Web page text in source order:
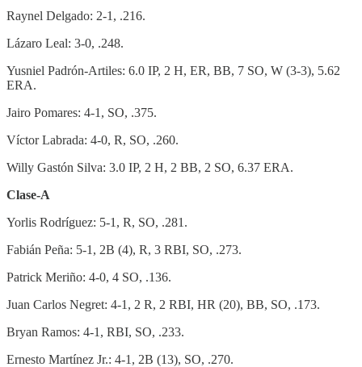
Raynel Delgado: 2-1, .216.
Lázaro Leal: 3-0, .248.
Yusniel Padrón-Artiles: 6.0 IP, 2 H, ER, BB, 7 SO, W (3-3), 5.62
ERA.
Jairo Pomares: 4-1, SO, .375.
Víctor Labrada: 4-0, R, SO, .260.
Willy Gastón Silva: 3.0 IP, 2 H, 2 BB, 2 SO, 6.37 ERA.
Clase-A
Yorlis Rodríguez: 5-1, R, SO, .281.
Fabián Peña: 5-1, 2B (4), R, 3 RBI, SO, .273.
Patrick Meriño: 4-0, 4 SO, .136.
Juan Carlos Negret: 4-1, 2 R, 2 RBI, HR (20), BB, SO, .173.
Bryan Ramos: 4-1, RBI, SO, .233.
Ernesto Martínez Jr.: 4-1, 2B (13), SO, .270.